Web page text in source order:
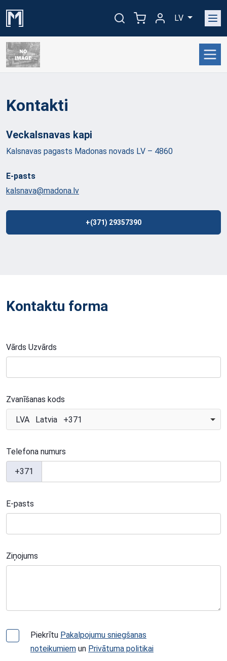
LV
Kontakti
Veckalsnavas kapi
Kalsnavas pagasts Madonas novads LV – 4860
E-pasts
kalsnava@madona.lv
+(371) 29357390
Kontaktu forma
Vārds Uzvārds
Zvanīšanas kods
LVA Latvia +371
Telefona numurs
+371
E-pasts
Ziņojums
Piekrītu Pakalpojumu sniegšanas
noteikumiem un Privātuma politikai